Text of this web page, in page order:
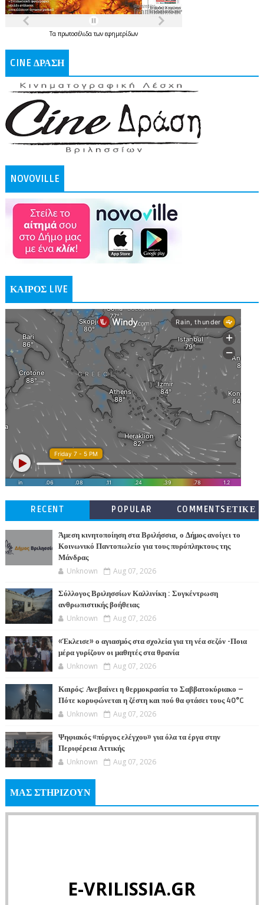
Τα πρωτοσέλιδατων εφημερίδων
CINE ΔΡΑΣΗ
NOVOVILLE
ΚΑΙΡΟΣ LIVE
RECENT POPULAR
COMMENTSΕΤΙΚΕ
Άμεση κινητοποίηση στα Βριλήσσια, ο Δήμος ανοίγει το
Κοινωνικό Παντοπωλείο για τους πυρόπληκτους της
Μάνδρας
Unknown Aug 07, 2026
Σύλλογος Βριλησσίων Καλλινίκη : Συγκέντρωση
ανθρωπιστικής βοήθειας
Unknown Aug 07, 2026
«Έκλεισε» ο αγιασμός στα σχολεία για τη νέα σεζόν -Ποια
μέρα γυρίζουν οι μαθητές στα θρανία
Unknown Aug 07, 2026
Καιρός: Ανεβαίνει η θερμοκρασία το Σαββατοκύριακο –
Πότε κορυφώνεται η ζέστη και πού θα φτάσει τους 40°C
Unknown Aug 07, 2026
Ψηφιακός «πύργος ελέγχου» για όλα τα έργα στην
Περιφέρεια Αττικής
Unknown Aug 07, 2026
ΜΑΣ ΣΤΗΡΙΖΟΥΝ
E-VRILISSIA.GR